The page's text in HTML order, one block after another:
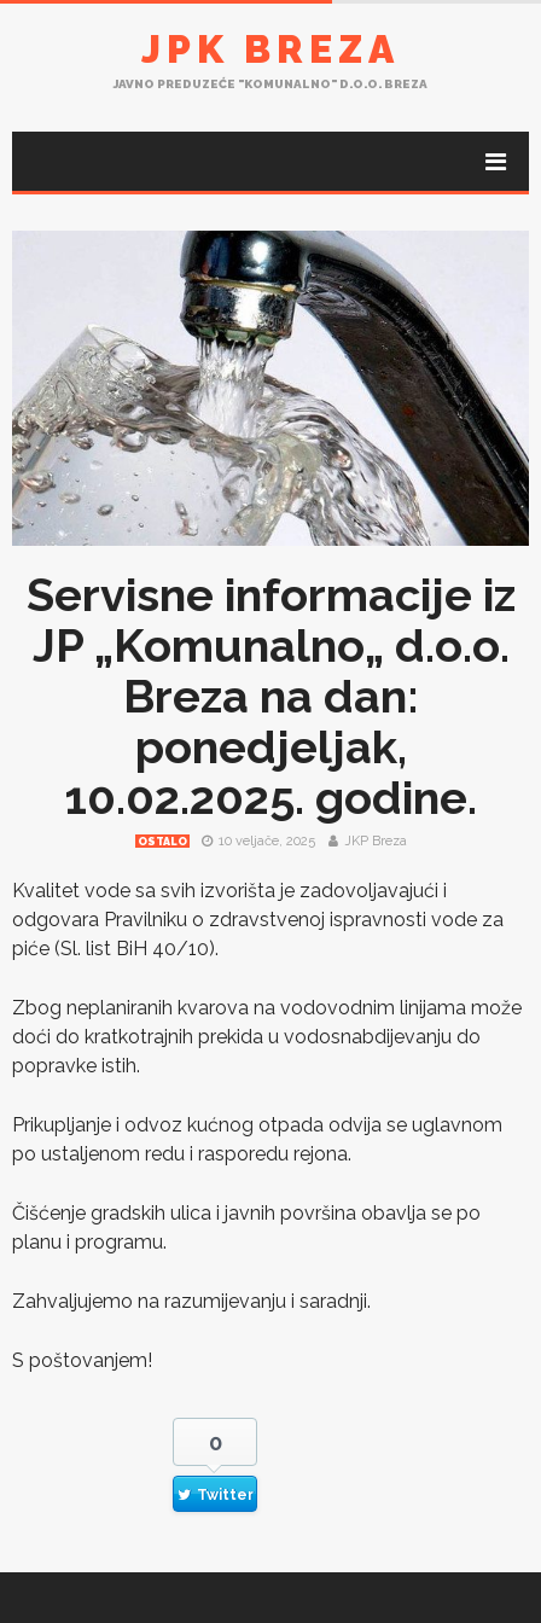
JPK BREZA
JAVNO PREDUZEĆE "KOMUNALNO" D.O.O. BREZA
Servisne informacije iz
JP „Komunalno„ d.o.o.
Breza na dan:
ponedjeljak,
10.02.2025. godine.
OSTALO 10 veljače, 2025 JKP Breza
Kvalitet vode sa svih izvorišta je zadovoljavajući i
odgovara Pravilniku o zdravstvenoj ispravnosti vode za
piće (Sl. list BiH 40/10).
Zbog neplaniranih kvarova na vodovodnim linijama može
doći do kratkotrajnih prekida u vodosnabdijevanju do
popravke istih.
Prikupljanje i odvoz kućnog otpada odvija se uglavnom
po ustaljenom redu i rasporedu rejona.
Čišćenje gradskih ulica i javnih površina obavlja se po
planu i programu.
Zahvaljujemo na razumijevanju i saradnji.
S poštovanjem!
0
Twitter